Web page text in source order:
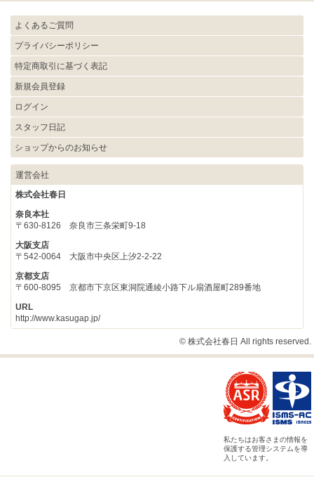
よくあるご質問
プライバシーポリシー
特定商取引に基づく表記
新規会員登録
ログイン
スタッフ日記
ショップからのお知らせ
運営会社
株式会社春日
奈良本社
〒630-8126 奈良市三条栄町9-18
大阪支店
〒542-0064 大阪市中央区上汐2-2-22
京都支店
〒600-8095 京都市下京区東洞院通綾小路下ル扇酒屋町289番地
URL
http://www.kasugap.jp/
© 株式会社春日 All rights reserved.
私たちはお客さまの情報を
保護する管理システムを導
入しています。